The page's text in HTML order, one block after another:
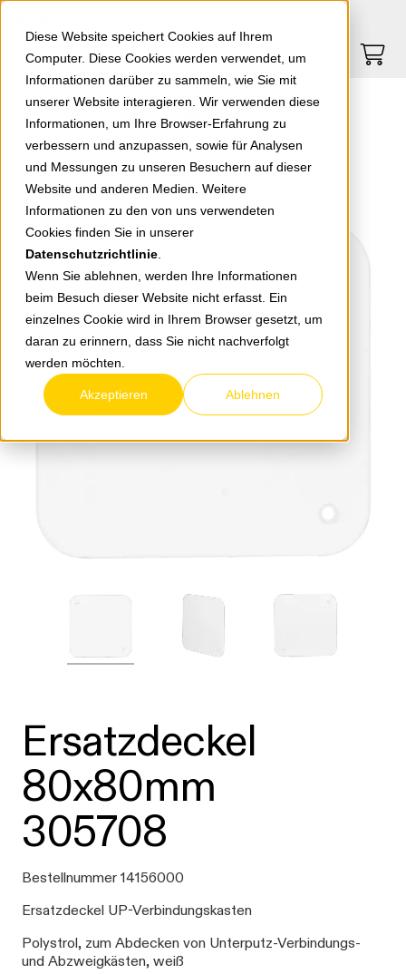
Diese Website speichert Cookies auf Ihrem
Computer. Diese Cookies werden verwendet, um
Informationen darüber zu sammeln, wie Sie mit
unserer Website interagieren. Wir verwenden diese
Informationen, um Ihre Browser-Erfahrung zu
verbessern und anzupassen, sowie für Analysen
und Messungen zu unseren Besuchern auf dieser
Website und anderen Medien. Weitere
Informationen zu den von uns verwendeten
Cookies finden Sie in unserer
Datenschutzrichtlinie
Wenn Sie ablehnen, werden Ihre Informationen
beim Besuch dieser Website nicht erfasst. Ein
einzelnes Cookie wird in Ihrem Browser gesetzt, um
daran zu erinnern, dass Sie nicht nachverfolgt
werden möchten.
Akzeptieren Ablehnen
Springe zu Hauptinhalt Springe zum Footer
0
Ersatzdeckel 80x80mm 305708
zurück zur Übersicht
Ersatzdeckel
80x80mm
305708
Bestellnummer 14156000
Ersatzdeckel UP-Verbindungskasten
Polystrol, zum Abdecken von Unterputz-Verbindungs-
und Abzweigkästen, weiß